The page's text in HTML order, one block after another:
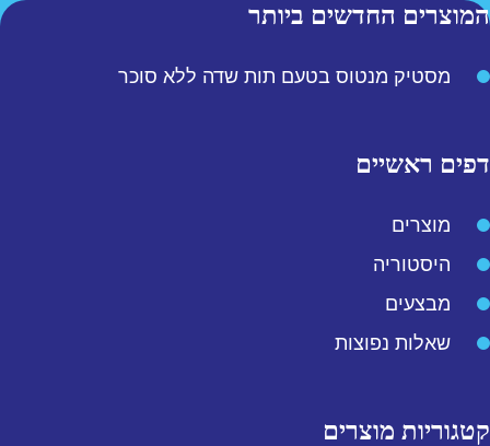
המוצרים החדשים ביותר
מסטיק מנטוס בטעם תות שדה ללא סוכר
דפים ראשיים
מוצרים
היסטוריה
מבצעים
שאלות נפוצות
קטגוריות מוצרים